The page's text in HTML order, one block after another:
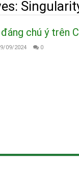
Input Output Tiên
chú ý trên
09/2024 0